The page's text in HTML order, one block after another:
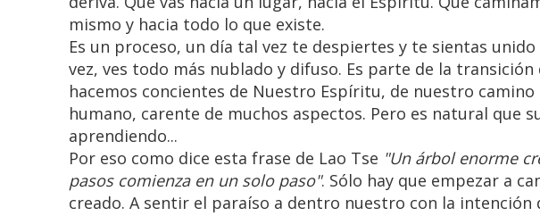
mismo y hacia todo lo que existe.
Es un proceso, un día tal vez te despiertes y te sientas
vez, ves todo más nublado y difuso. Es parte de la
hacemos concientes de Nuestro Espíritu, de nuestro
humano, carente de muchos aspectos. Pero es natural que
aprendiendo...
Por eso como dice esta frase de Lao Tse "Un árbol enorme
pasos comienza en un solo paso". Sólo hay que empezar a
creado. A sentir el paraíso a dentro nuestro con la